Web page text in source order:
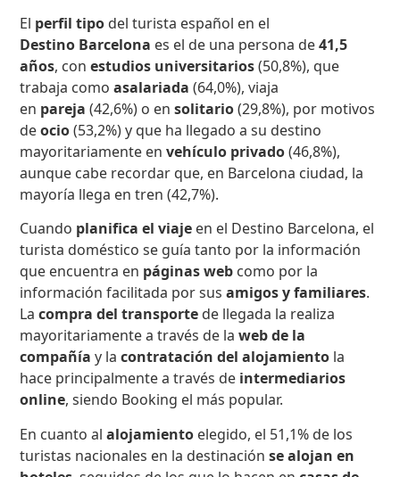
El perfil tipo del turista español en el
Destino Barcelona es el de una persona de41,5
años, conestudios universitarios(50,8%), que
trabaja comoasalariada(64,0%), viaja
en pareja(42,6%) o ensolitario(29,8%), por motivos
deocio(53,2%) y que ha llegado a su destino
mayoritariamente envehículo privado(46,8%),
aunque cabe recordar que, en Barcelona ciudad, la
mayoría llega en tren (42,7%).
Cuando planifica el viaje en el Destino Barcelona, el
turista doméstico se guía tanto por la información
que encuentra en páginas web como por la
información facilitada por susamigos y familiares.
Lacompra del transporte de llegada la realiza
mayoritariamente a través de la web de la
compañía y lacontratación del alojamiento la
hace principalmente a través de intermediarios
online, siendo Booking el más popular.
En cuanto alalojamiento elegido, el 51,1% de los
turistas nacionales en la destinaciónse alojan en